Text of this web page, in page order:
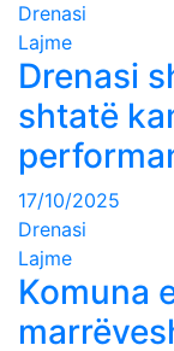
Drenasi
Lajme
Drenasi
shtatë
17/10/2025
Drenasi
Lajme
Komuna